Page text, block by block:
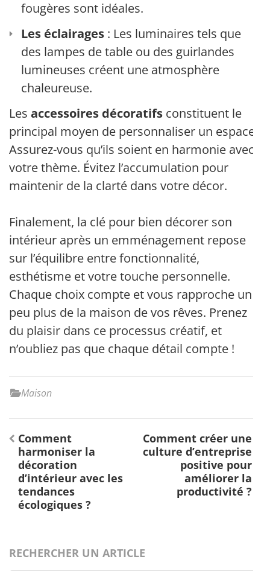
fougères sont idéales.
Les éclairages : Les luminaires tels que
des lampes de table ou des guirlandes
lumineuses créent une atmosphère
chaleureuse.
Les accessoires décoratifs constituent le
principal moyen de personnaliser un espace.
Assurez-vous qu’ils soient en harmonie avec
votre thème. Évitez l’accumulation pour
maintenir de la clarté dans votre décor.
Finalement, la clé pour bien décorer son
intérieur après un emménagement repose
sur l’équilibre entre fonctionnalité,
esthétisme et votre touche personnelle.
Chaque choix compte et vous rapproche un
peu plus de la maison de vos rêves. Prenez
du plaisir dans ce processus créatif, et
n’oubliez pas que chaque détail compte !
Maison
Navigation
de
l’article
Comment
harmoniser la
décoration
d’intérieur avec les
tendances
écologiques ?
Comment créer une
culture d’entreprise
positive pour
améliorer la
productivité ?
RECHERCHER UN ARTICLE